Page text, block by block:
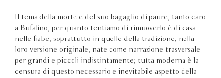
Il tema della morte e del suo bagaglio di paure, tanto caro
a Bufalino, per quanto tentiamo di rimuoverlo è di casa
nelle fiabe, soprattutto in quelle della tradizione, nella
loro versione originale, nate come narrazione trasversale
per grandi e piccoli indistintamente; tutta moderna è la
censura di questo necessario e inevitabile aspetto della